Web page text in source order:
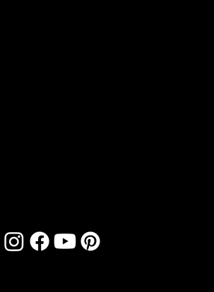
1 Boulevard de Riquier,
Nice, France